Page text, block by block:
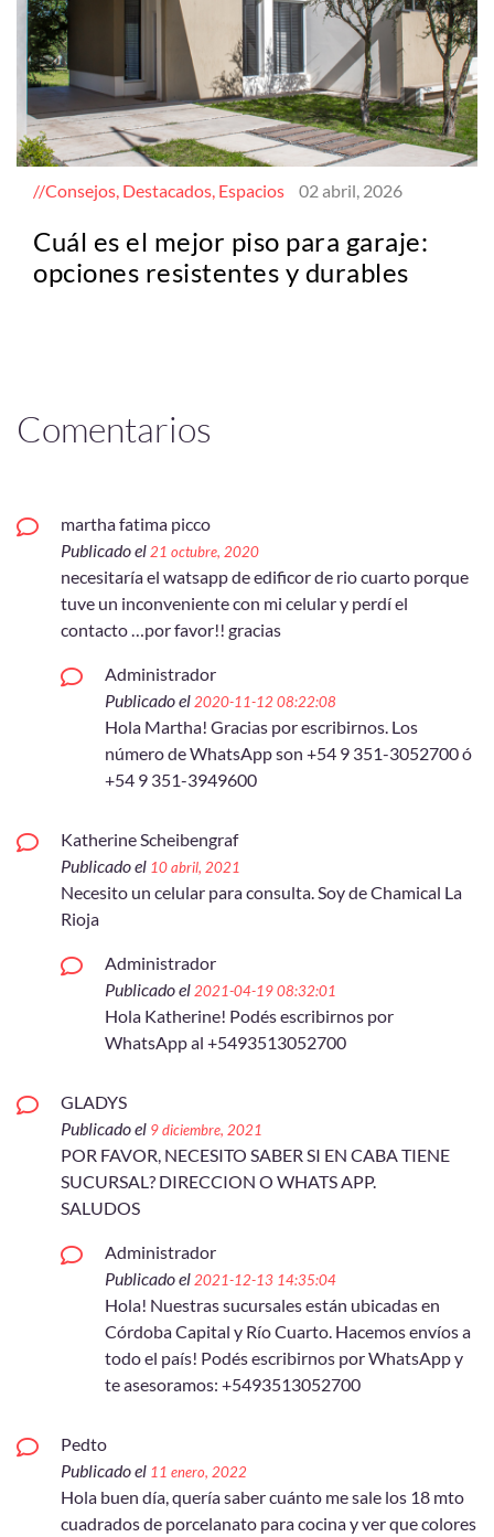
Consejos, Destacados, Espacios 02 abril, 2026
Cuál es el mejor piso para garaje:
opciones resistentes y durables
Comentarios
martha fatima picco
Publicado el 21 octubre, 2020
necesitaría el watsapp de edificor de rio cuarto porque
tuve un inconveniente con mi celular y perdí el
contacto …por favor!! gracias
Administrador
Publicado el 2020-11-12 08:22:08
Hola Martha! Gracias por escribirnos. Los
número de WhatsApp son +54 9 351-3052700 ó
+54 9 351-3949600
Katherine Scheibengraf
Publicado el 10 abril, 2021
Necesito un celular para consulta. Soy de Chamical La
Rioja
Administrador
Publicado el 2021-04-19 08:32:01
Hola Katherine! Podés escribirnos por
WhatsApp al +5493513052700
GLADYS
Publicado el 9 diciembre, 2021
POR FAVOR, NECESITO SABER SI EN CABA TIENE
SUCURSAL? DIRECCION O WHATS APP.
SALUDOS
Administrador
Publicado el 2021-12-13 14:35:04
Hola! Nuestras sucursales están ubicadas en
Córdoba Capital y Río Cuarto. Hacemos envíos a
todo el país! Podés escribirnos por WhatsApp y
te asesoramos: +5493513052700
Pedto
Publicado el 11 enero, 2022
Hola buen día, quería saber cuánto me sale los 18 mto
cuadrados de porcelanato para cocina y ver que colores